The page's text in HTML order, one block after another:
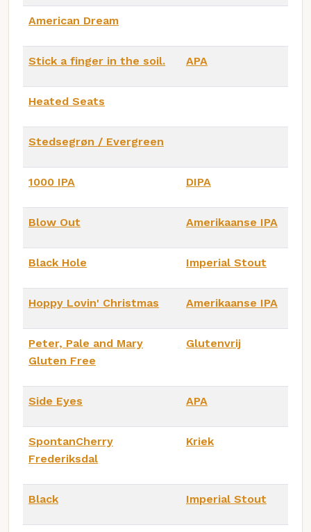
American Dream
Stick a finger in the soil. APA
Heated Seats
Stedsegrøn / Evergreen
1000 IPA DIPA
Blow Out Amerikaanse IPA
Black Hole Imperial Stout
Hoppy Lovin' Christmas Amerikaanse IPA
Peter, Pale and Mary
Gluten Free
Glutenvrij
Side Eyes APA
SpontanCherry
Frederiksdal
Kriek
Black Imperial Stout